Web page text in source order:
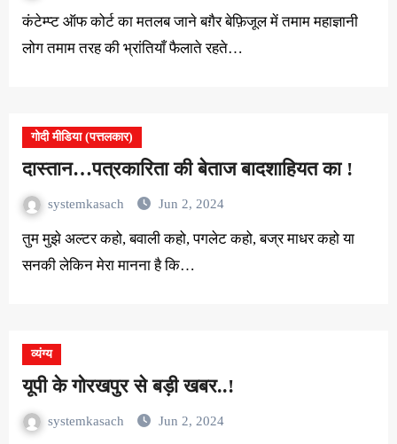
कंटेम्प्ट ऑफ कोर्ट का मतलब जाने बग़ैर बेफ़िजूल में तमाम महाज्ञानी
लोग तमाम तरह की भ्रांतियाँ फैलाते रहते…
गोदी मीडिया (पत्तलकार)
दास्तान…पत्रकारिता की बेताज बादशाहियत का !
systemkasach Jun 2, 2024
तुम मुझे अल्टर कहो, बवाली कहो, पगलेट कहो, बज्र माधर कहो या
सनकी लेकिन मेरा मानना है कि…
व्यंग्य
यूपी के गोरखपुर से बड़ी खबर..!
systemkasach Jun 2, 2024